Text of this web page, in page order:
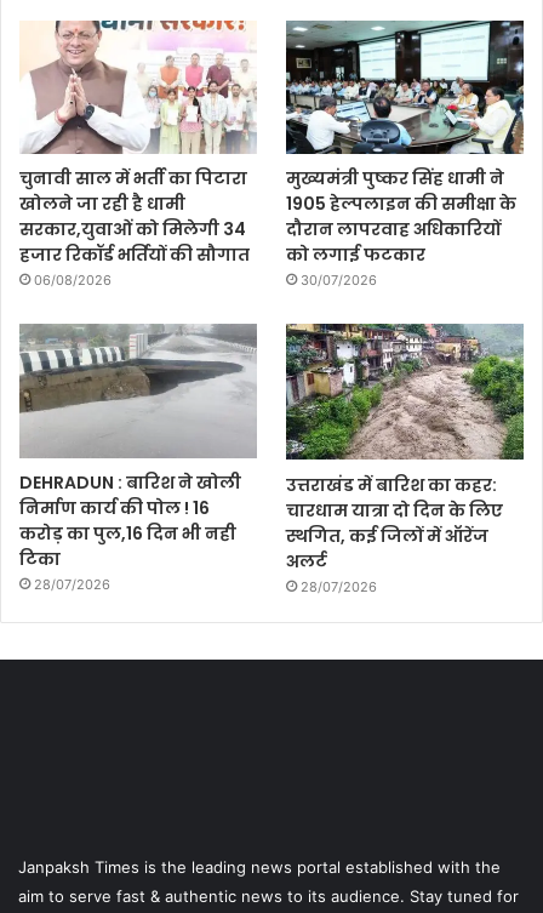
चुनावी साल में भर्ती का पिटारा
खोलने जा रही है धामी
सरकार,युवाओं को मिलेगी 34
हजार रिकॉर्ड भर्तियों की सौगात
06/08/2026
मुख्यमंत्री पुष्कर सिंह धामी ने
1905 हेल्पलाइन की समीक्षा के
दौरान लापरवाह अधिकारियों
को लगाई फटकार
30/07/2026
DEHRADUN : बारिश ने खोली
निर्माण कार्य की पोल ! 16
करोड़ का पुल,16 दिन भी नही
टिका
28/07/2026
उत्तराखंड में बारिश का कहर:
चारधाम यात्रा दो दिन के लिए
स्थगित, कई जिलों में ऑरेंज
अलर्ट
28/07/2026
Janpaksh Times is the leading news portal established with the
aim to serve fast & authentic news to its audience. Stay tuned for